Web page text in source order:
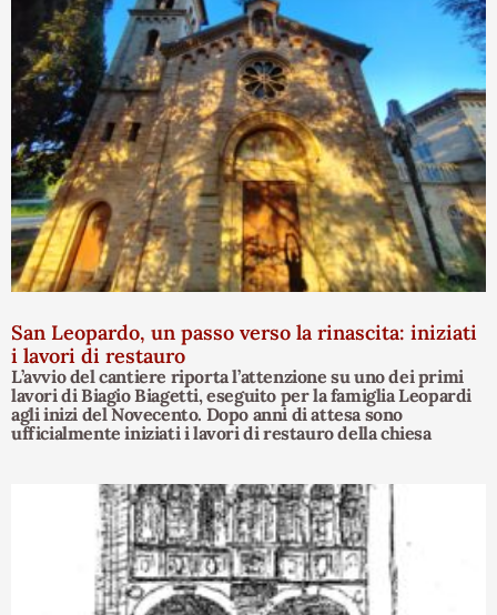
San Leopardo, un passo verso la rinascita: iniziati
i lavori di restauro
L’avvio del cantiere riporta l’attenzione su uno dei primi
lavori di Biagio Biagetti, eseguito per la famiglia Leopardi
agli inizi del Novecento. Dopo anni di attesa sono
ufficialmente iniziati i lavori di restauro della chiesa